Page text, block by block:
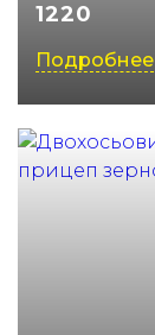
1220
Подробнее